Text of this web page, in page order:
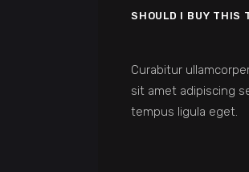
SHOULD I BUY THIS
Curabitur
sit amet adipiscing
tempus ligula eget.